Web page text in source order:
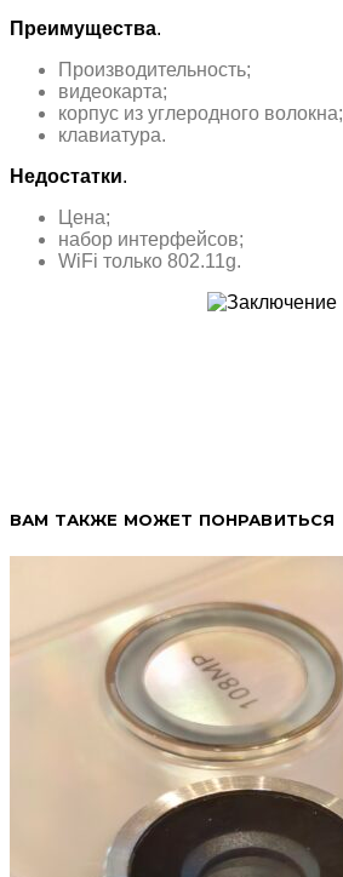
Преимущества.
Производительность;
видеокарта;
корпус из углеродного волокна;
клавиатура.
Недостатки.
Цена;
набор интерфейсов;
WiFi только 802.11g.
ВАМ ТАКЖЕ МОЖЕТ ПОНРАВИТЬСЯ